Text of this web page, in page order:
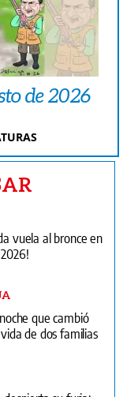
de 2026
vuela al bronce en
que cambió
de dos familias